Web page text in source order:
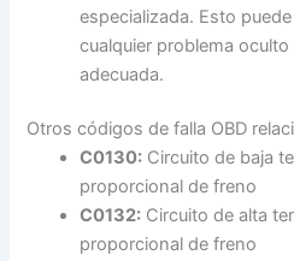
especializada. Esto
cualquier problema
adecuada.
Otros códigos de falla OBD
C0130: Circuito de baja
proporcional de freno
C0132: Circuito de alta
proporcional de freno